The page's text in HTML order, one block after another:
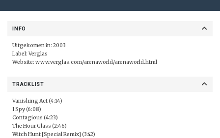
INFO
Uitgekomen in: 2003
Label: Verglas
Website: www.verglas.com/arenaworld/arenaworld.html
TRACKLIST
Vanishing Act (4:14)
I Spy (6:08)
Contagious (4:23)
The Hour Glass (2:46)
Witch Hunt [Special Remix] (3:42)